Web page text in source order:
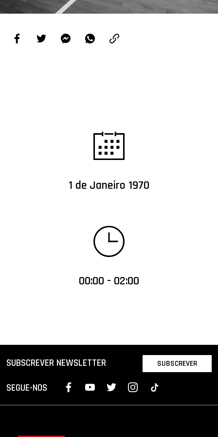
PROJETOS
LIGA BETCLIC MASCULINA
1 de Janeiro 1970
00:00 - 02:00
SUBSCREVER NEWSLETTER SUBSCREVER
SEGUE-NOS